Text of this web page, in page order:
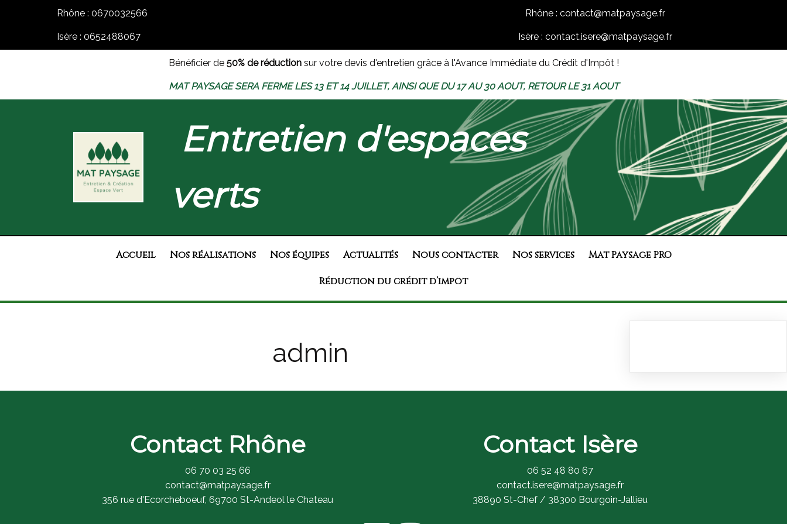
Rhône : 0670032566
Isère : 0652488067
Rhône : contact@matpaysage.fr
Isère : contact.isere@matpaysage.fr
Bénéficier de 50% de réductionsur votre devis d'entretien grâce à l'Avance Immédiate du Crédit d'Impôt !
MAT PAYSAGE SERA FERME LES 13 ET 14 JUILLET, AINSI QUE DU 17 AU 30 AOUT, RETOUR LE 31 AOUT
Entretien d'espaces
verts
Accueil Nos réalisations Nos équipes Actualités Nous contacter Nos services Mat Paysage PRO
Réduction du crédit d’impôt
admin
Contact Rhône
06 70 03 25 66
​contact@matpaysage.fr
​356 rue d'Ecorcheboeuf, 69700 St-Andeol le Chateau
Contact Isère
06 52 48 80 67
contact.isere@matpaysage.fr
38890 St-Chef / 38300 Bourgoin-Jallieu